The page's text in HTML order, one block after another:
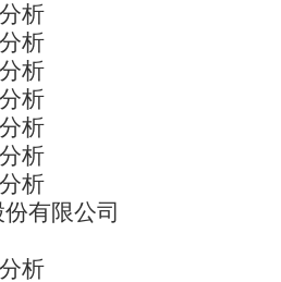
析
析
析
析
析
析
析
有限公司
析